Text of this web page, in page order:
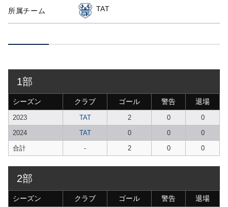
所属チーム TAT
1部
シーズン クラブ ゴール 警告 退場
2023 TAT 2 0
0
2024
TAT 0 0
0
合計
- 2 0 0
2部
シーズン クラブ ゴール 警告 退場